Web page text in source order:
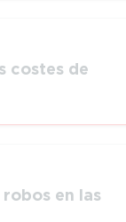
costes de
en las